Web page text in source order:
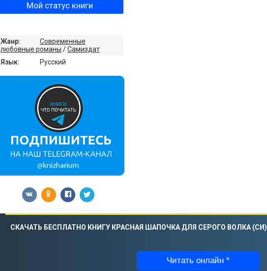
Мой статус книги
Жанр:
Современные
любовные романы /Самиздат
Язык:
Русский
СКАЧАТЬ БЕСПЛАТНО КНИГУ КРАСНАЯ ШАПОЧКА ДЛЯ СЕРОГО ВОЛКА (СИ)
Читать онлайн *